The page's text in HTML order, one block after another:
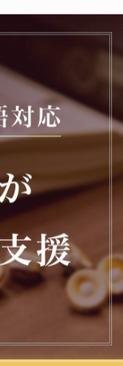
在留特别许可获取等解